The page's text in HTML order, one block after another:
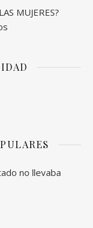
MUJERES?
no llevaba